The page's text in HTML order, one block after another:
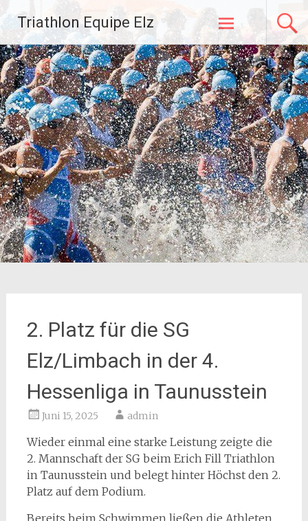
Inhalt
springen
Triathlon Equipe Elz
2. Platz für die SG
Elz/Limbach in der 4.
Hessenliga in Taunusstein
Juni 15, 2025 admin
Wieder einmal eine starke Leistung zeigte die
2. Mannschaft der SG beim Erich Fill Triathlon
in Taunusstein und belegt hinter Höchst den 2.
Platz auf dem Podium.
Bereits beim Schwimmen ließen die Athleten